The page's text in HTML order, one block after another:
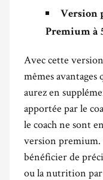
Version
Premium à
Avec cette
mêmes
aurez en
apportée par le
le coach ne sont
version premium.
bénéficier de
ou la nutrition par